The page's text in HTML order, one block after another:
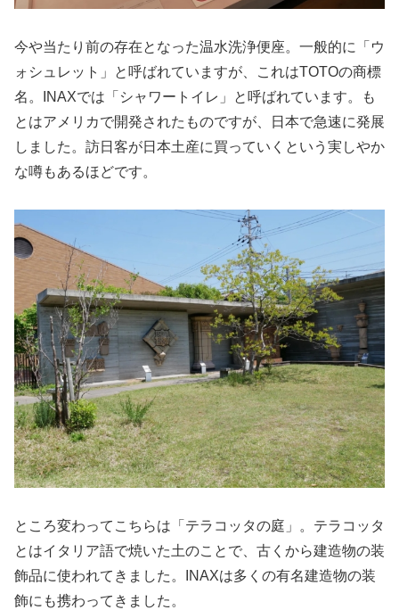
今や当たり前の存在となった温水洗浄便座。一般的に「ウ
ォシュレット」と呼ばれていますが、これはTOTOの商標
名。INAXでは「シャワートイレ」と呼ばれています。も
とはアメリカで開発されたものですが、日本で急速に発展
しました。訪日客が日本土産に買っていくという実しやか
な噂もあるほどです。
ところ変わってこちらは「テラコッタの庭」。テラコッタ
とはイタリア語で焼いた土のことで、古くから建造物の装
飾品に使われてきました。INAXは多くの有名建造物の装
飾にも携わってきました。